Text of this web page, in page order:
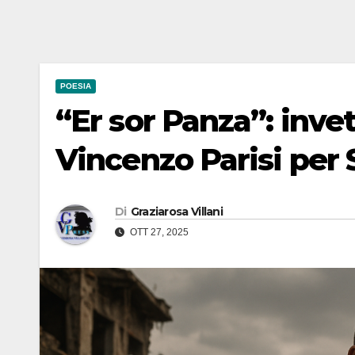
POESIA
“Er sor Panza”:
Vincenzo Parisi per
Di Graziarosa Villani
OTT 27, 2025